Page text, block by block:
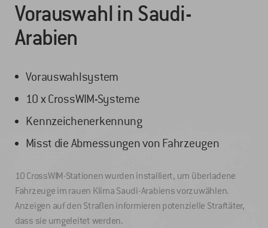
Vorauswahl in Saudi-
Arabien
Vorauswahlsystem
10 x CrossWIM-Systeme
Kennzeichenerkennung
Misst die Abmessungen von Fahrzeugen
10 CrossWIM-Stationen wurden installiert, um überladene
Fahrzeuge im rauen Klima Saudi-Arabiens vorzuwählen.
Anzeigen auf den Straßen informieren potenzielle Straftäter,
dass sie umgeleitet werden.